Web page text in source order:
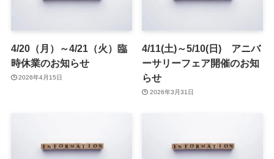
4/20（月）～4/21（火）臨
時休業のお知らせ
2026年4月15日
4/11(土)～5/10(日) アニバ
ーサリーフェア開催のお知
らせ
2026年3月31日